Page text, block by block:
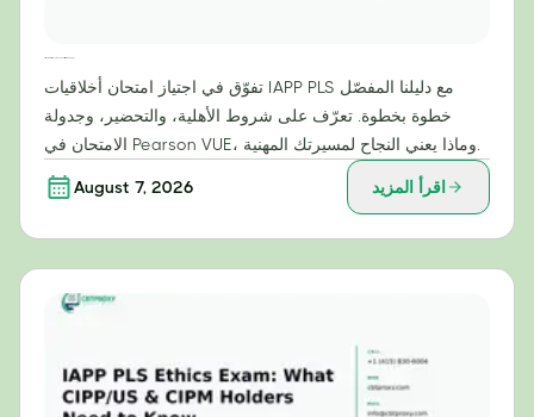
تفوّق في اجتياز امتحان أخلاقيات IAPP PLS مع دليلنا المفصّل
خطوة بخطوة. تعرّف على شروط الأهلية، والتحضير، وجدولة
August 7, 2026 اقرأ المزيد